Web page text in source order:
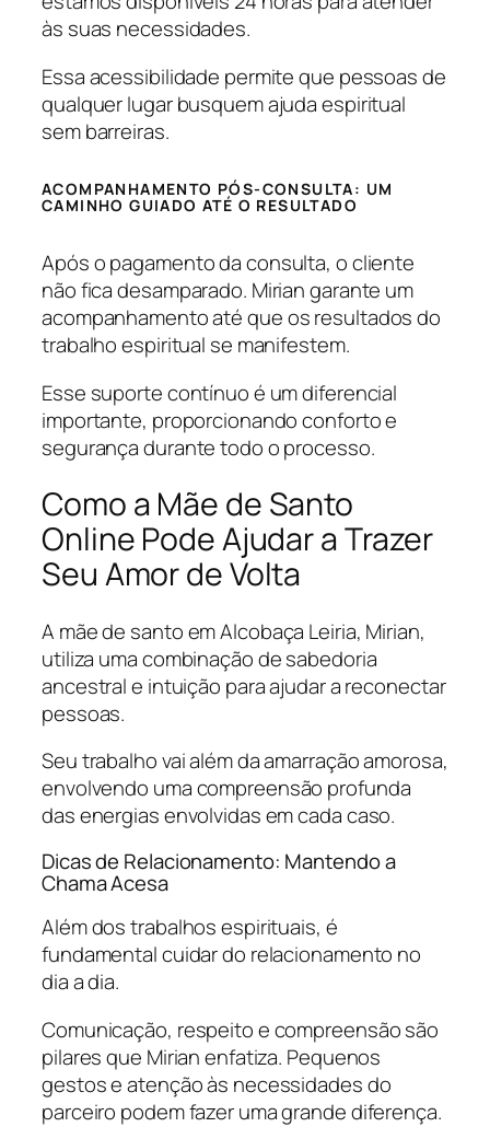
às suas necessidades.
Essa acessibilidade permite que pessoas de
qualquer lugar busquem ajuda espiritual
sem barreiras.
ACOMPANHAMENTO PÓS-CONSULTA: UM
CAMINHO GUIADO ATÉ O RESULTADO
Após o pagamento da consulta, o cliente
não fica desamparado. Mirian garante um
acompanhamento até que os resultados do
trabalho espiritual se manifestem.
Esse suporte contínuo é um diferencial
importante, proporcionando conforto e
segurança durante todo o processo.
Como a Mãe de Santo
Online Pode Ajudar a Trazer
Seu Amor de Volta
A mãe de santo em Alcobaça Leiria, Mirian,
utiliza uma combinação de sabedoria
ancestral e intuição para ajudar a reconectar
pessoas.
Seu trabalho vai além da amarração amorosa,
envolvendo uma compreensão profunda
das energias envolvidas em cada caso.
Dicas de Relacionamento: Mantendo a
Chama Acesa
Além dos trabalhos espirituais, é
fundamental cuidar do relacionamento no
dia a dia.
Comunicação, respeito e compreensão são
pilares que Mirian enfatiza. Pequenos
gestos e atenção às necessidades do
parceiro podem fazer uma grande diferença.